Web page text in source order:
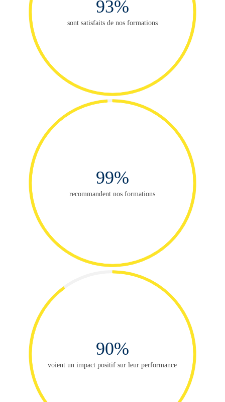
93%
sont satisfaits de nos formations
99%
recommandent nos formations
90%
voient un impact positif sur leur performance